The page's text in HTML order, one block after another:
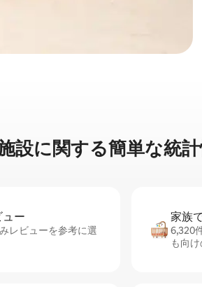
設⁠に関⁠す⁠る簡⁠単⁠な統⁠
ー
レビューを参考に選
家族
6,320
も向